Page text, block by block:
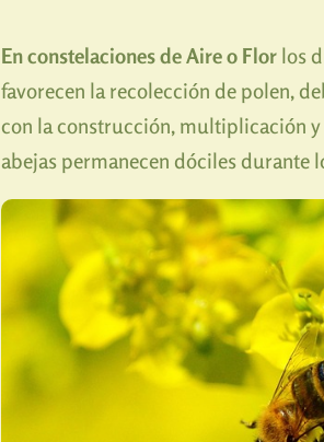
En constelaciones de Aire o Flor los
favorecen la recolección de polen,
con la construcción, multiplicación
abejas permanecen dóciles durante